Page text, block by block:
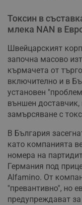
Токсин в
млека NAN в
Швейцарският
започна масово
кърмачета от
включително и в
установен
външен доставчик,
замърсяване с
В България
като компанията
номера на
Германия под
Alfamino. От
"превантивно", но
предупреждават